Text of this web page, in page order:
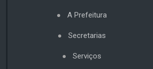
A Prefeitura
Secretarias
Serviços